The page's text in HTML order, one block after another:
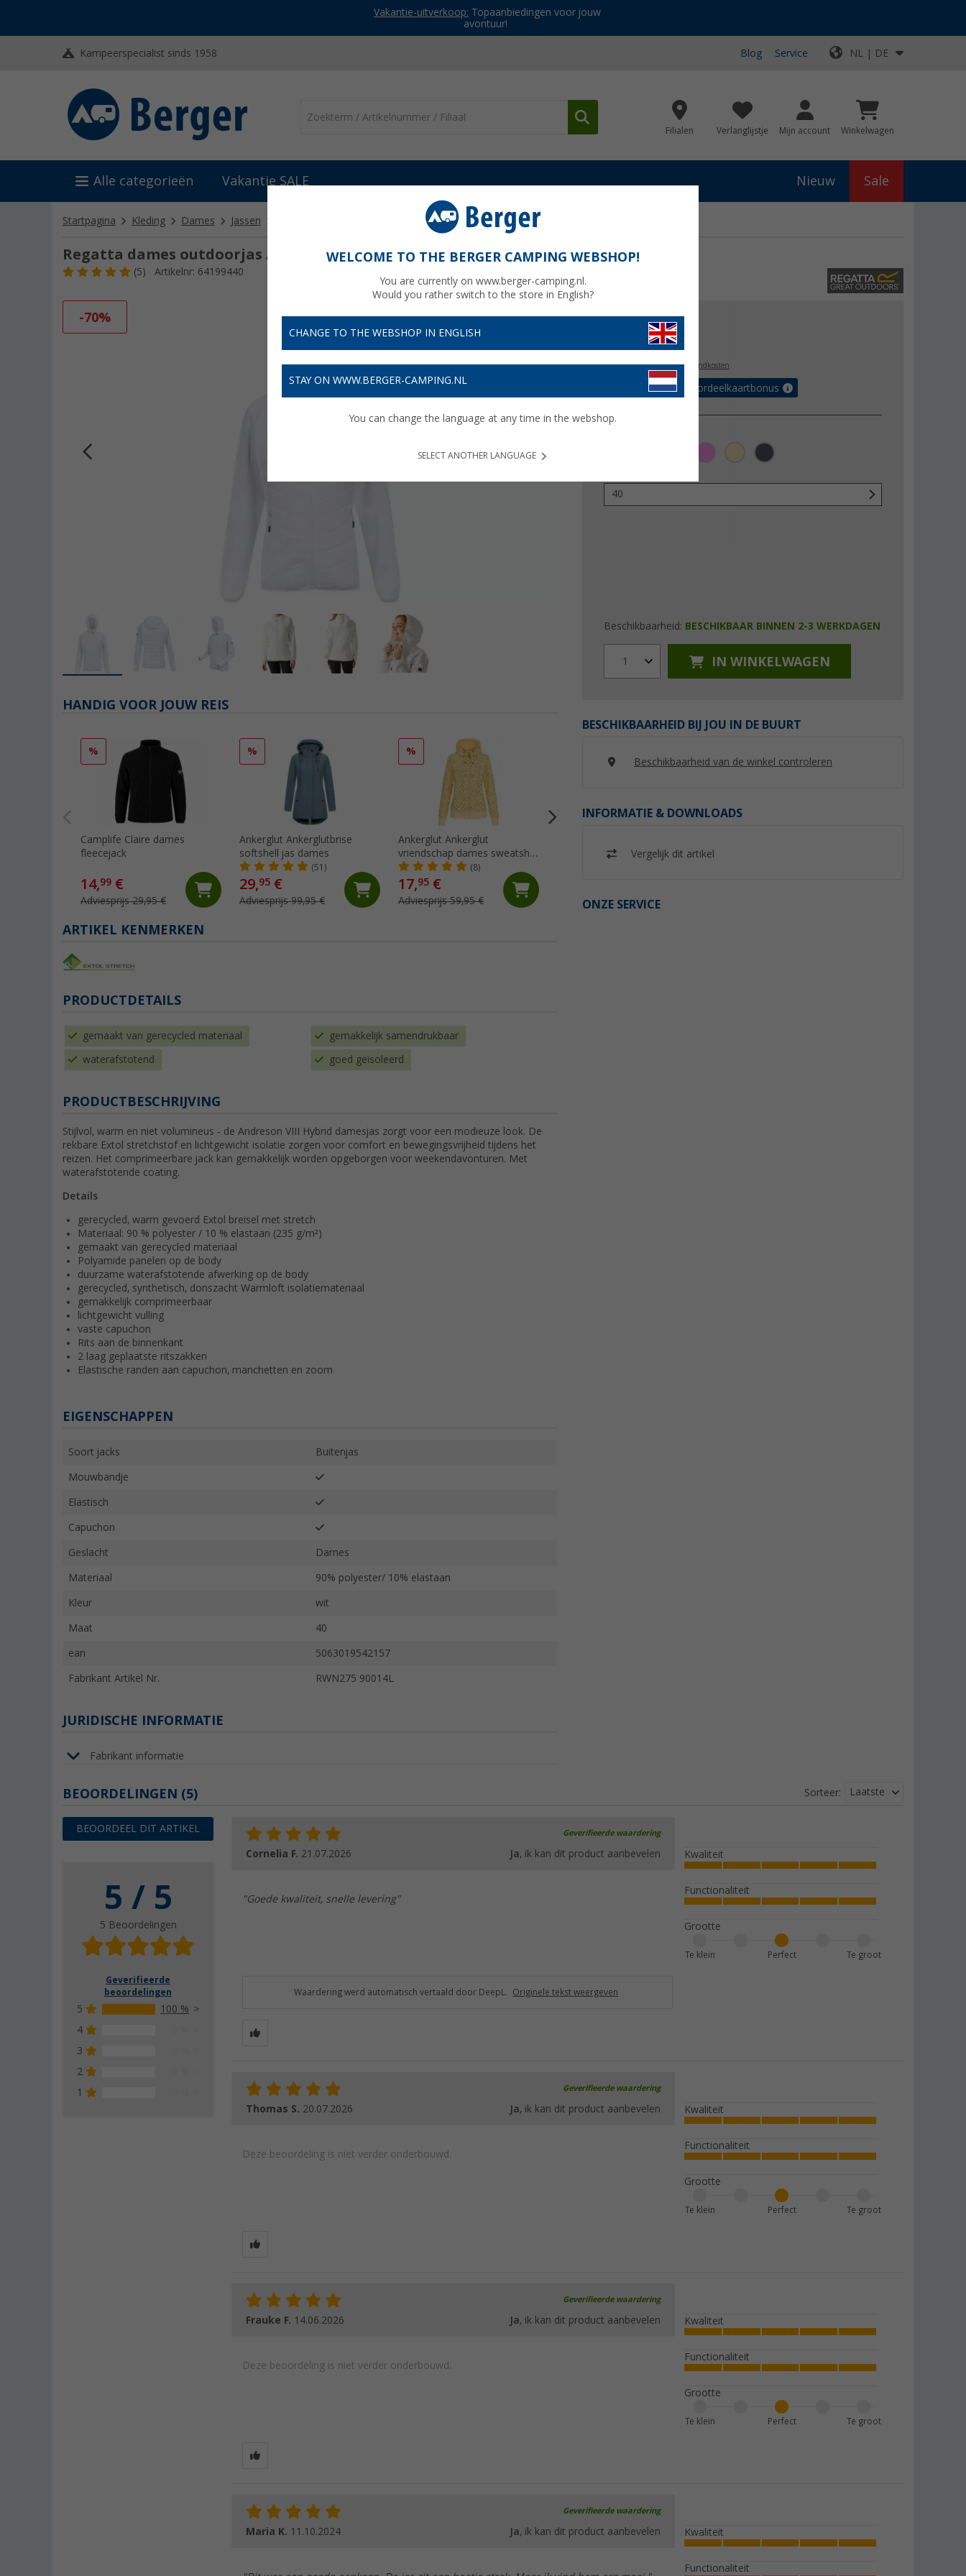
Vakantie-uitverkoop: Topaanbiedingen voor jouw
avontuur!
Kampeerspecialist sinds 1958 Blog Service NL | DE
Filialen Verlanglijstje Mijn account Winkelwagen
Alle categorieën Vakantie SALE Nieuw Sale
Startpagina Kleding Dames Jassen Regatta dames outdoorjas Andreson VIII Hybrid
Regatta dames outdoorjas Andreson VIII Hybrid
(5) Artikelnr: 64199440
-70% Adviesprijs€ 100,00
€ 29,95
Prijzen incl. BTWplus verzendkosten
Verzeker tot 5% voordeelkaartbonus
40
Beschikbaarheid: BESCHIKBAAR BINNEN 2-3 WERKDAGEN
1 IN WINKELWAGEN
BESCHIKBAARHEID BIJ JOU IN DE BUURT
Beschikbaarheid van de winkel controleren
INFORMATIE & DOWNLOADS
Vergelijk dit artikel
ONZE SERVICE
HANDIG VOOR JOUW REIS
%
Camplife Claire dames
fleecejack
14,99 €
Adviesprijs 29,95 €
%
Ankerglut Ankerglutbrise
softshell jas dames
(51)
29,95 €
Adviesprijs 99,95 €
%
Ankerglut Ankerglut
vriendschap dames sweatshirt
jas
(8)
17,95 €
Adviesprijs 59,95 € Adviesprijs 100,- €
ARTIKEL KENMERKEN
PRODUCTDETAILS
gemaakt van gerecycled materiaal gemakkelijk samendrukbaar
waterafstotend goed geïsoleerd
PRODUCTBESCHRIJVING
Stijlvol, warm en niet volumineus - de Andreson VIII Hybrid damesjas zorgt voor een modieuze look. De
rekbare Extol stretchstof en lichtgewicht isolatie zorgen voor comfort en bewegingsvrijheid tijdens het
reizen. Het comprimeerbare jack kan gemakkelijk worden opgeborgen voor weekendavonturen. Met
waterafstotende coating.
Details
gerecycled, warm gevoerd Extol breisel met stretch
Materiaal: 90 % polyester / 10 % elastaan (235 g/m²)
gemaakt van gerecycled materiaal
Polyamide panelen op de body
duurzame waterafstotende afwerking op de body
gerecycled, synthetisch, donszacht Warmloft isolatiemateriaal
gemakkelijk comprimeerbaar
lichtgewicht vulling
vaste capuchon
Rits aan de binnenkant
2 laag geplaatste ritszakken
Elastische randen aan capuchon, manchetten en zoom
EIGENSCHAPPEN
Soort jacks Buitenjas
Mouwbandje
Elastisch
Capuchon
Geslacht Dames
Materiaal 90% polyester/ 10% elastaan
Kleur wit
Maat 40
ean 5063019542157
Fabrikant Artikel Nr. RWN275 90014L
JURIDISCHE INFORMATIE
Fabrikant informatie
BEOORDELINGEN (5)
BEOORDEEL DIT ARTIKEL
5 / 5
5 Beoordelingen
Geverifieerde
beoordelingen
5
100 %
4
3
2
1
Sorteer: Laatste
Geverifieerde waardering
Cornelia F. 21.07.2026 Ja, ik kan dit product aanbevelen
"Goede kwaliteit, snelle levering"
Kwaliteit
Functionaliteit
Grootte
Te groot
Perfect
Te klein
Waardering werd automatisch vertaald door DeepL. Originele tekst weergeven
Geverifieerde waardering
Thomas S. 20.07.2026 Ja, ik kan dit product aanbevelen
Deze beoordeling is niet verder onderbouwd.
Kwaliteit
Functionaliteit
Grootte
Te groot
Perfect
Te klein
Geverifieerde waardering
Frauke F. 14.06.2026 Ja, ik kan dit product aanbevelen
Deze beoordeling is niet verder onderbouwd.
Kwaliteit
Functionaliteit
Grootte
Te groot
Perfect
Te klein
Geverifieerde waardering
Maria K. 11.10.2024 Ja, ik kan dit product aanbevelen Kwaliteit
Functionaliteit
WELCOME TO THE BERGER CAMPING WEBSHOP!
You are currently on www.berger-camping.nl.
Would you rather switch to the store in English?
CHANGE TO THE WEBSHOP IN ENGLISH
STAY ON WWW.BERGER-CAMPING.NL
You can change the language at any time in the webshop.
SELECT ANOTHER LANGUAGE